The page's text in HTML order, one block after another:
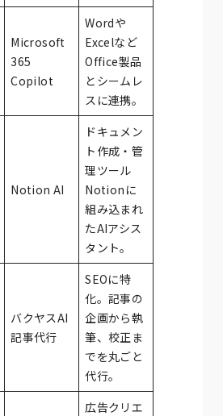
Microsoft
365
Copilot
Wordや
Excelなど
Office製品
とシームレ
スに連携。
Notion AI
ドキュメン
ト作成・管
理ツール
Notionに
組み込まれ
たAIアシス
タント。
バクヤスAI
記事代行
SEOに特
化。記事の
企画から執
筆、校正ま
でを丸ごと
代行。
広告クリエ